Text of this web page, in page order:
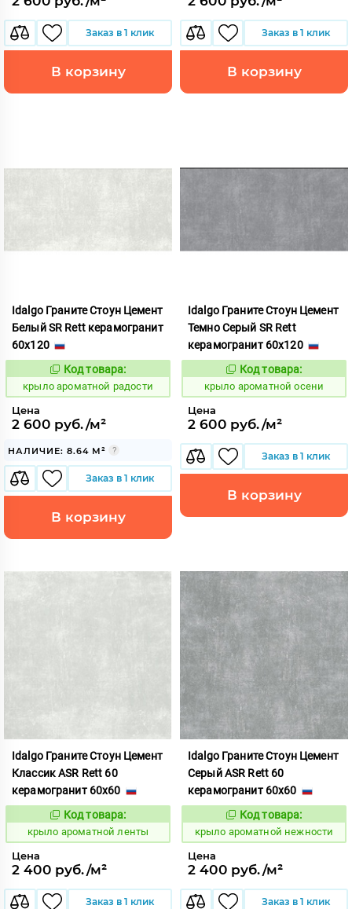
Заказ в 1 клик
В корзину
Заказ в 1 клик
В корзину
Idalgo Граните Стоун Цемент
Белый SR Rett керамогранит
60x120
828452
Код товара:
крыло ароматной радости
Цена
2 600 руб./м²
НАЛИЧИЕ: 8.64 М²
Заказ в 1 клик
В корзину
Idalgo Граните Стоун Цемент
Темно Серый SR Rett
керамогранит 60x120
828440
Код товара:
крыло ароматной осени
Цена
2 600 руб./м²
Заказ в 1 клик
В корзину
Idalgo Граните Стоун Цемент
Классик ASR Rett 60
керамогранит 60x60
828418
Код товара:
крыло ароматной ленты
Цена
2 400 руб./м²
Заказ в 1 клик
Idalgo Граните Стоун Цемент
Серый ASR Rett 60
керамогранит 60x60
828433
Код товара:
крыло ароматной нежности
Цена
2 400 руб./м²
Заказ в 1 клик